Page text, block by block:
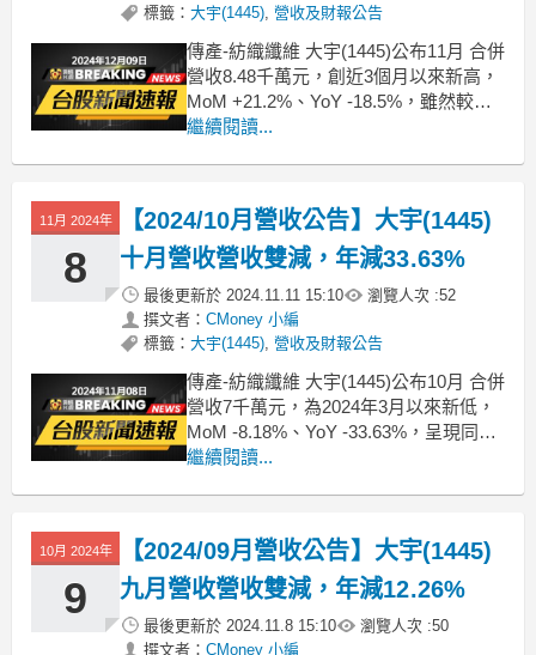
標籤： 大宇(1445), 營收及財報公告
傳產-紡織纖維 大宇(1445)公布11月 合併
營收8.48千萬元，創近3個月以來新高，
MoM +21.2%、YoY -18.5%，雖然較上
月成長，但成長力道仍不比去年同期；
相關資訊，可點擊下方連結，從籌碼K
繼續閱讀...
11月 2024年
8
【2024/10月營收公告】大宇(1445)
十月營收營收雙減，年減33.63%
最後更新於 2024.11.11 15:10 瀏覽人次 :52
撰文者： CMoney 小編
標籤： 大宇(1445), 營收及財報公告
傳產-紡織纖維 大宇(1445)公布10月 合併
營收7千萬元，為2024年3月以來新低，
MoM -8.18%、YoY -33.63%，呈現同步
衰退、營收表現不佳；累計2024年1月至
點擊下方連結，從籌碼K線APP查詢
繼續閱讀...
10月 2024年
9
【2024/09月營收公告】大宇(1445)
九月營收營收雙減，年減12.26%
最後更新於 2024.11.8 15:10 瀏覽人次 :50
撰文者： CMoney 小編